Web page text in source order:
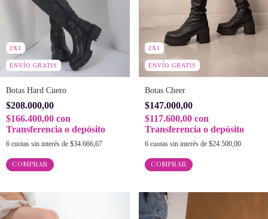
2X1
ENVÍO GRATIS
Botas Hard Cuero
$208.000,00
$166.400,00 con
Transferencia o depósito
6 cuotas sin interés de $34.666,67
COMPRAR
2X1
ENVÍO GRATIS
Botas Cheer
$147.000,00
$117.600,00 con
Transferencia o depósito
6 cuotas sin interés de $24.500,00
COMPRAR